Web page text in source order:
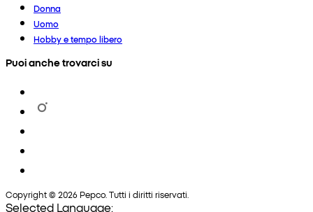
Donna
Uomo
Hobby e tempo libero
Puoi anche trovarci su
Copyright © 2026 Pepco. Tutti i diritti riservati.
Selected Language: